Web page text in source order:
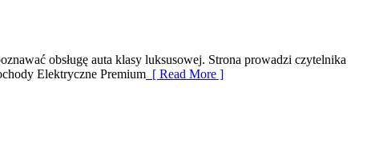
obsługę auta klasy luksusowej. Strona prowadzi czytelnika
Elektryczne Premium [ Read More ]